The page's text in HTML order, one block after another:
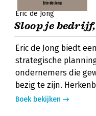
Eric de Jong
Sloop je
Eric de Jong biedt
strategische
ondernemers die
bezig te zijn.
Boek bekijken